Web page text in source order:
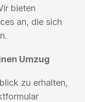
bieten
an, die sich
Umzug
zu erhalten,